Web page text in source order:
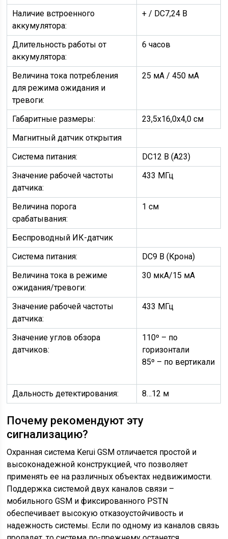
Наличие встроенного
аккумулятора:
+ / DC7,24 В
Длительность работы от
аккумулятора:
6 часов
Величина тока потребления
для режима ожидания и
тревоги:
25 мА / 450 мА
Габаритные размеры:
23,5х16,0х4,0 см
Магнитный датчик открытия
Система питания:
DC12 В (А23)
Значение рабочей частоты
датчика:
433 МГц
Величина порога
срабатывания:
1 см
Беспроводный ИК-датчик
Система питания:
DC9 В (Крона)
Величина тока в режиме
ожидания/тревоги:
30 мкА/15 мА
Значение рабочей частоты
датчика:
433 МГц
Значение углов обзора
датчиков:
110º – по
горизонтали
85º – по вертикали
Дальность детектирования: 8…12 м
Почему рекомендуют эту
сигнализацию?
Охранная система Kerui GSM отличается простой и
высоконадежной конструкцией, что позволяет
применять ее на различных объектах недвижимости.
Поддержка системой двух каналов связи –
мобильного GSM и фиксированного PSTN
обеспечивает высокую отказоустойчивость и
надежность системы. Если по одному из каналов связь